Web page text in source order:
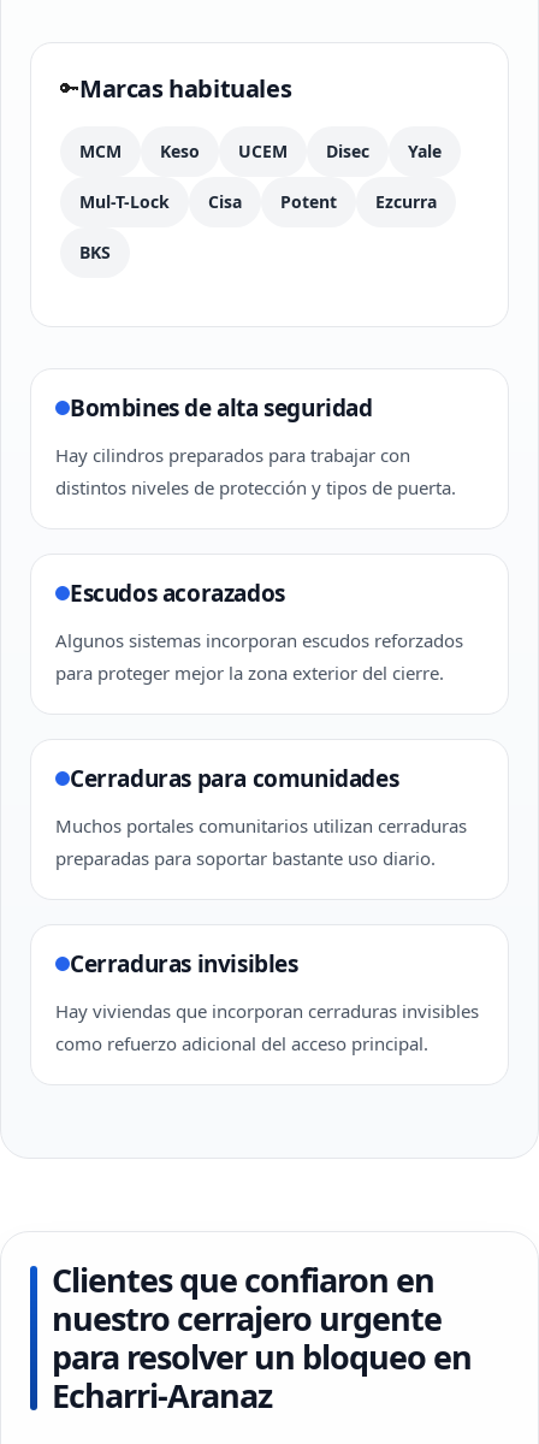
🔑Marcas habituales
MCM Keso UCEM Disec Yale
Mul-T-Lock Cisa Potent Ezcurra
BKS
Bombines de alta seguridad
Hay cilindros preparados para trabajar con
distintos niveles de protección y tipos de puerta.
Escudos acorazados
Algunos sistemas incorporan escudos reforzados
para proteger mejor la zona exterior del cierre.
Cerraduras para comunidades
Muchos portales comunitarios utilizan cerraduras
preparadas para soportar bastante uso diario.
Cerraduras invisibles
Hay viviendas que incorporan cerraduras invisibles
como refuerzo adicional del acceso principal.
Clientes que confiaron en
nuestro cerrajero urgente
para resolver un bloqueo en
Echarri-Aranaz